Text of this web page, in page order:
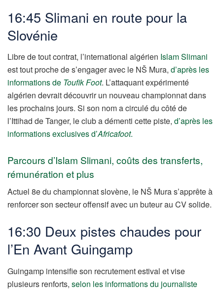
16:45 Slimani en route pour la
Slovénie
Libre de tout contrat, l’international algérien Islam Slimani
est tout proche de s’engager avec le NŠ Mura, d’après les
informations de Toufik Foot. L’attaquant expérimenté
algérien devrait découvrir un nouveau championnat dans
les prochains jours. Si son nom a circulé du côté de
l’Ittihad de Tanger, le club a démenti cette piste, d’après les
informations exclusives d’Africafoot.
Parcours d’Islam Slimani, coûts des transferts,
rémunération et plus
Actuel 8e du championnat slovène, le NŠ Mura s’apprête à
renforcer son secteur offensif avec un buteur au CV solide.
16:30 Deux pistes chaudes pour
l’En Avant Guingamp
Guingamp intensifie son recrutement estival et vise
plusieurs renforts, selon les informations du journaliste